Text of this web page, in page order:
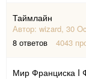
Таймлайн
Автор: wizard, 30
8 ответов 4043
Мир Франциска I